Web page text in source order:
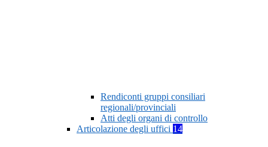
Rendiconti gruppi consiliari
regionali/provinciali
Atti degli organi di controllo
Articolazione degli uffici 14